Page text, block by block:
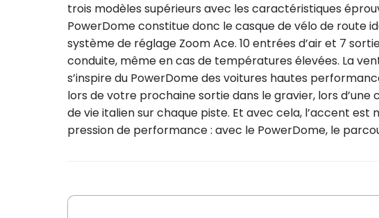
trois modèles supérieurs avec les caractéristiques
PowerDome constitue donc le casque de vélo de route
système de réglage Zoom Ace. 10 entrées d’air et 7
conduite, même en cas de températures élevées. La
s’inspire du PowerDome des voitures hautes
lors de votre prochaine sortie dans le gravier, lors
de vie italien sur chaque piste. Et avec cela, l’accent
pression de performance : avec le PowerDome, le